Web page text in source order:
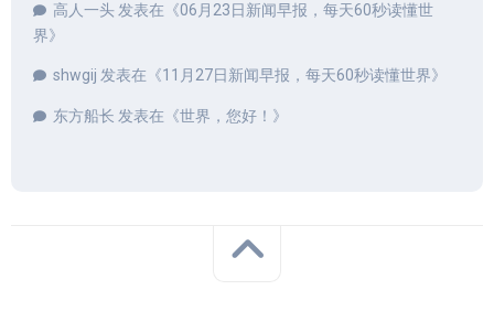
高人一头发表在《06月23日新闻早报，每天60秒读懂世
界》
shwgij 发表在《11月27日新闻早报，每天60秒读懂世界》
东方船长 发表在《世界，您好！ 》